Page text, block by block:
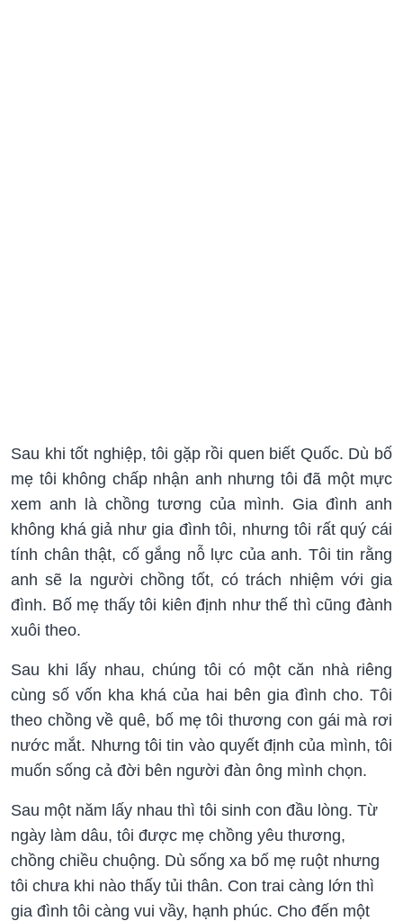
Sau khi tốt nghiệp, tôi gặp rồi quen biết Quốc. Dù bố
mẹ tôi không chấp nhận anh nhưng tôi đã một mực
xem anh là chồng tương của mình. Gia đình anh
không khá giả như gia đình tôi, nhưng tôi rất quý cái
tính chân thật, cố gắng nỗ lực của anh. Tôi tin rằng
anh sẽ la người chồng tốt, có trách nhiệm với gia
đình. Bố mẹ thấy tôi kiên định như thế thì cũng đành
xuôi theo.
Sau khi lấy nhau, chúng tôi có một căn nhà riêng
cùng số vốn kha khá của hai bên gia đình cho. Tôi
theo chồng về quê, bố mẹ tôi thương con gái mà rơi
nước mắt. Nhưng tôi tin vào quyết định của mình, tôi
muốn sống cả đời bên người đàn ông mình chọn.
Sau một năm lấy nhau thì tôi sinh con đầu lòng. Từ
ngày làm dâu, tôi được mẹ chồng yêu thương,
chồng chiều chuộng. Dù sống xa bố mẹ ruột nhưng
tôi chưa khi nào thấy tủi thân. Con trai càng lớn thì
gia đình tôi càng vui vầy, hạnh phúc. Cho đến một